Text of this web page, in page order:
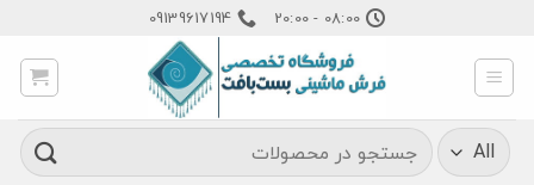
content
08:00 - 20:00
09139617194
جستجو
برای: